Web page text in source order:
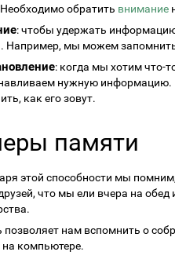
обратить внимание
: чтобы удержать
Например, мы можем
: когда мы хотим что-
нужную информацию.
как его зовут.
памяти
этой способности мы
что мы ели вчера на
позволяет нам вспомнить о
на компьютере.